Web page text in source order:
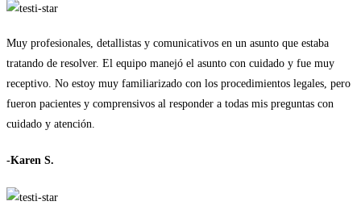
Muy profesionales, detallistas y comunicativos en un asunto que estaba
tratando de resolver. El equipo manejó el asunto con cuidado y fue muy
receptivo. No estoy muy familiarizado con los procedimientos legales, pero
fueron pacientes y comprensivos al responder a todas mis preguntas con
cuidado y atención.
-Karen S.